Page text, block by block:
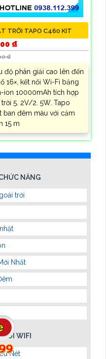
TRỜI TAPO C460 KIT
₫
₫
độ phân giải cao lên đến
16×, kết nối Wi-Fi băng
ion 10000mAh tích hợp
5. 2V/2. 5W. Tapo
ban đêm màu với cảm
15 m
NĂNG
trời
Nhất
NỐI WIFI
Nét